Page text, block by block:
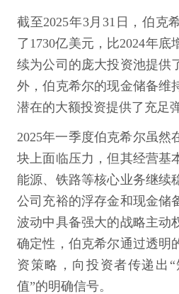
截至2025年3月31日，伯克
了1730亿美元，比2024年底
续为公司的庞大投资池提供
外，伯克希尔的现金储备维
潜在的大额投资提供了充足
2025年一季度伯克希尔虽然
块上面临压力，但其经营基
能源、铁路等核心业务继续
公司充裕的浮存金和现金储
波动中具备强大的战略主动
确定性，伯克希尔通过透明
资策略，向投资者传递出
值”的明确信号。